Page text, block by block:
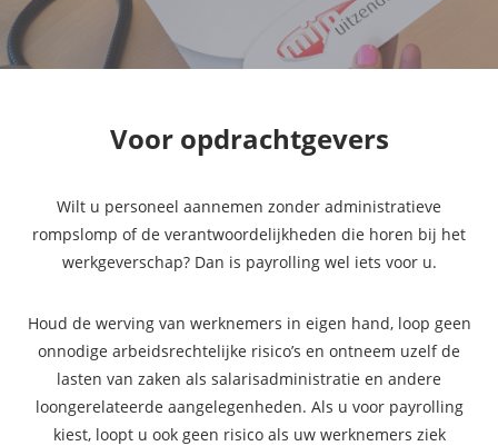
Voor opdrachtgevers
Wilt u personeel aannemen zonder administratieve
rompslomp of de verantwoordelijkheden die horen bij het
werkgeverschap? Dan is payrolling wel iets voor u.
Houd de werving van werknemers in eigen hand, loop geen
onnodige arbeidsrechtelijke risico’s en ontneem uzelf de
lasten van zaken als salarisadministratie en andere
loongerelateerde aangelegenheden. Als u voor payrolling
kiest, loopt u ook geen risico als uw werknemers ziek